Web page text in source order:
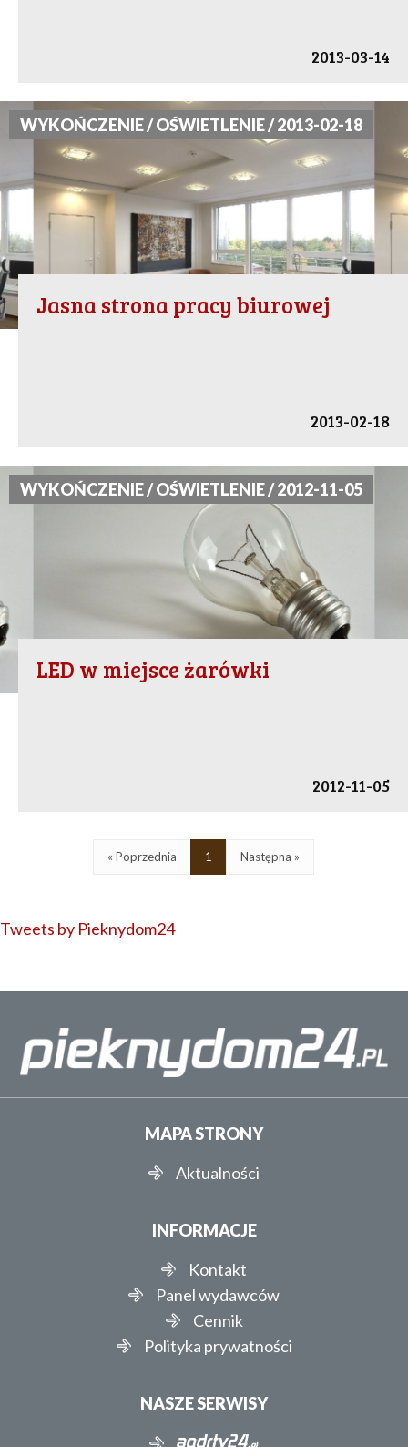
2013-03-14
WYKOŃCZENIE / OŚWIETLENIE / 2013-02-18
Jasna strona pracy biurowej
2013-02-18
WYKOŃCZENIE / OŚWIETLENIE / 2012-11-05
LED w miejsce żarówki
2012-11-05
« Poprzednia 1 Następna »
Tweets by Pieknydom24
MAPA STRONY
Aktualności
INFORMACJE
Kontakt
Panel wydawców
Cennik
Polityka prywatności
NASZE SERWISY